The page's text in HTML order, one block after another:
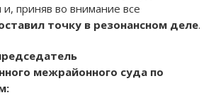
приняв во внимание все
точку в резонансном деле.
межрайонного суда по